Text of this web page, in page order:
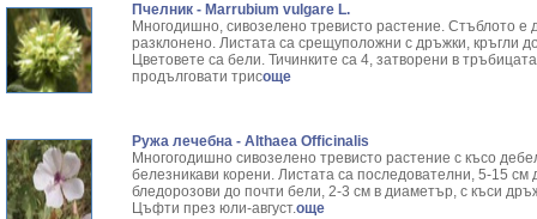
Пчелник - Marrubium vulgare L.
Многодишно, сивозелено тревисто растение. Стъблото е
разклонено. Листата са срещуположни с дръжки, кръгли
Цветовете са бели. Тичинките са 4, затворени в
продълговати трисоще
Ружа лечебна - Althaea Officinalis
Многогодишно сивозелено тревисто растение с късо
белезникави корени. Листата са последователни, 5-15 см
бледорозови до почти бели, 2-3 см в диаметър, с къси
Цъфти през юли-август.още